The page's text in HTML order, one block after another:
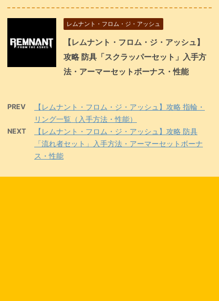
レムナント・フロム・ジ・アッシュ
【レムナント・フロム・ジ・アッシュ】
攻略 防具「スクラッパーセット」入手方
法・アーマーセットボーナス・性能
PREV
【レムナント・フロム・ジ・アッシュ】攻略 指輪・
リング一覧（入手方法・性能）
NEXT
【レムナント・フロム・ジ・アッシュ】攻略 防具
「流れ者セット」入手方法・アーマーセットボーナ
ス・性能